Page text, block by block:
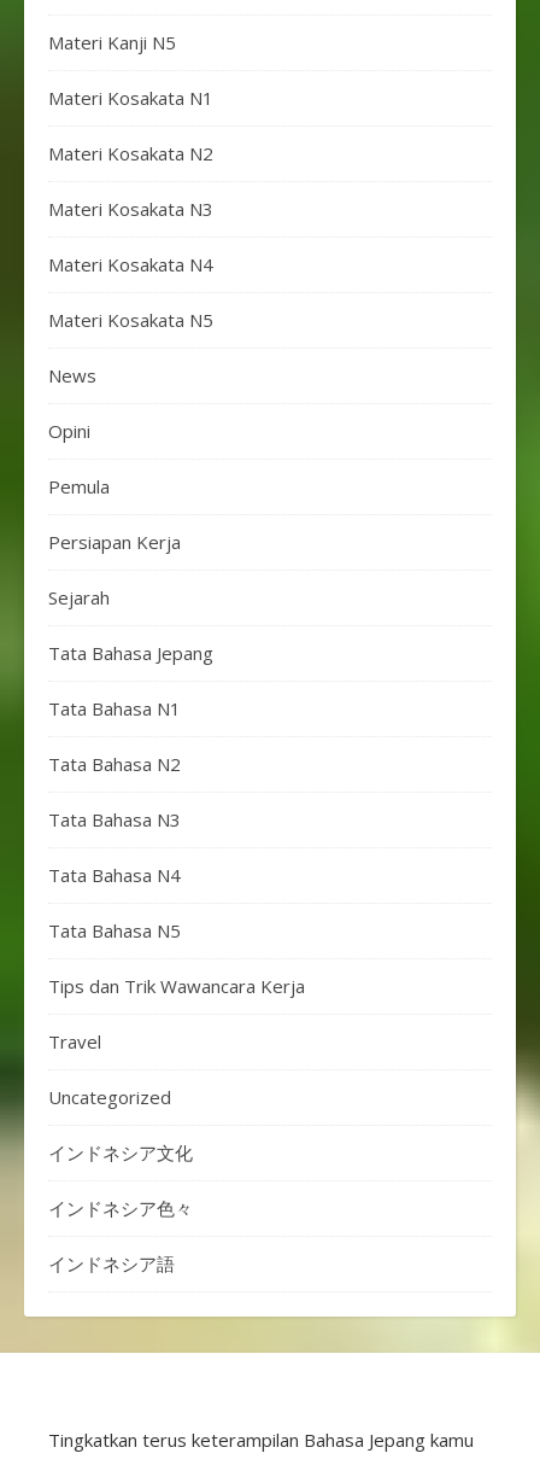
Materi Kanji N5
Materi Kosakata N1
Materi Kosakata N2
Materi Kosakata N3
Materi Kosakata N4
Materi Kosakata N5
News
Opini
Pemula
Persiapan Kerja
Sejarah
Tata Bahasa Jepang
Tata Bahasa N1
Tata Bahasa N2
Tata Bahasa N3
Tata Bahasa N4
Tata Bahasa N5
Tips dan Trik Wawancara Kerja
Travel
Uncategorized
インドネシア文化
インドネシア色々
インドネシア語
Tingkatkan terus keterampilan Bahasa Jepang kamu